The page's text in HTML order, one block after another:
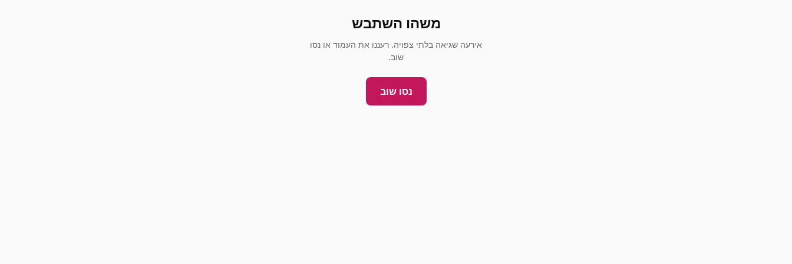
משהו השתבש
אירעה שגיאה בלתי צפויה. רעננו את העמוד או נסו
שוב.
נסו שוב